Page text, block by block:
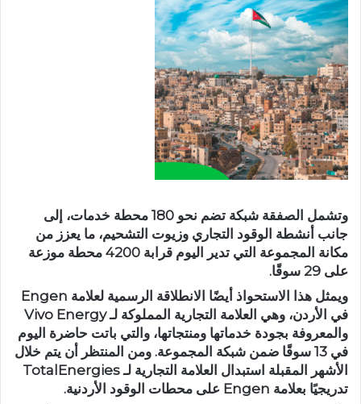
وتشمل الصفقة شبكة تضم نحو 180 محطة خدمات، إلى
جانب أنشطة الوقود التجاري وزيوت التشحيم، ما يعزز من
مكانة المجموعة التي تدير اليوم قرابة 4200 محطة موزعة
على 29 سوقًا.
ويمثل هذا الاستحواذ أيضًا الانطلاقة الرسمية لعلامة Engen
في الأردن، وهي العلامة التجارية المملوكة لـ Vivo Energy
والمعروفة بجودة خدماتها ومنتجاتها، والتي باتت حاضرة اليوم
في 13 سوقًا ضمن شبكة المجموعة. ومن المنتظر أن يتم خلال
الأشهر المقبلة استبدال العلامة التجارية لـ TotalEnergies
تدريجيًا بعلامة Engen على محطات الوقود الأردنية.